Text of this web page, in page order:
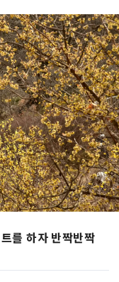
를 하자 반짝반짝